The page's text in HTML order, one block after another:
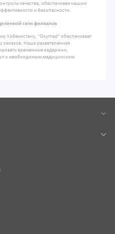
качества, обеспечивая нашим
и безопасности.
сети филиалов
Узбекистану, "Oxymed" обеспечивает
заказов. Наша разветвленная
временные задержки,
к необходимым медицинским